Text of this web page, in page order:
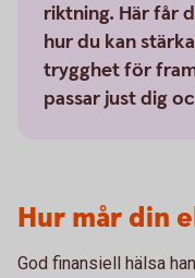
riktning. Här får
hur du kan
trygghet för
passar just dig
Hur mår din
God finansiell hälsa